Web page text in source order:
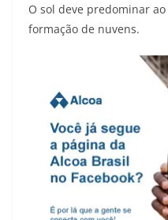
O sol deve predominar
formação de nuvens.